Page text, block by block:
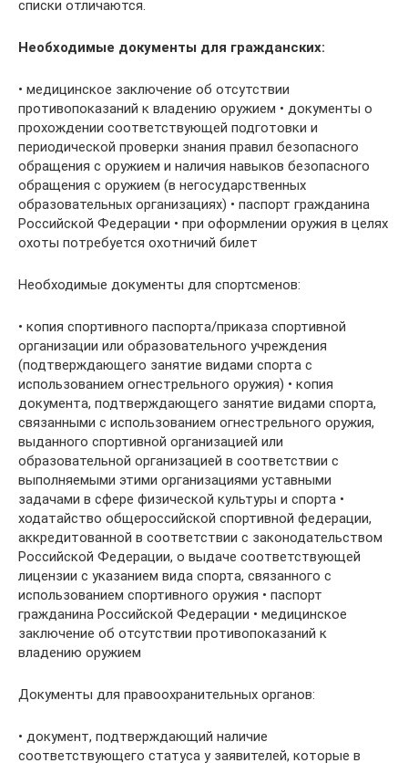
списки отличаются.
Необходимые документы для гражданских:
• медицинское заключение об отсутствии
противопоказаний к владению оружием • документы о
прохождении соответствующей подготовки и
периодической проверки знания правил безопасного
обращения с оружием и наличия навыков безопасного
обращения с оружием (в негосударственных
образовательных организациях) • паспорт гражданина
Российской Федерации • при оформлении оружия в целях
охоты потребуется охотничий билет
Необходимые документы для спортсменов:
• копия спортивного паспорта/приказа спортивной
организации или образовательного учреждения
(подтверждающего занятие видами спорта с
использованием огнестрельного оружия) • копия
документа, подтверждающего занятие видами спорта,
связанными с использованием огнестрельного оружия,
выданного спортивной организацией или
образовательной организацией в соответствии с
выполняемыми этими организациями уставными
задачами в сфере физической культуры и спорта •
ходатайство общероссийской спортивной федерации,
аккредитованной в соответствии с законодательством
Российской Федерации, о выдаче соответствующей
лицензии с указанием вида спорта, связанного с
использованием спортивного оружия • паспорт
гражданина Российской Федерации • медицинское
заключение об отсутствии противопоказаний к
владению оружием
Документы для правоохранительных органов:
• документ, подтверждающий наличие
соответствующего статуса у заявителей, которые в